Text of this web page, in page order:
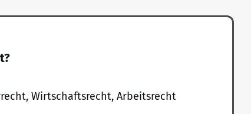
Wirtschaftsrecht, Arbeitsrecht